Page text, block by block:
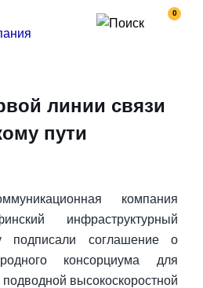
0
линии связи
пути
компания
инфраструктурный
подписали соглашение о
консорциума для
подводной высокоскоростной